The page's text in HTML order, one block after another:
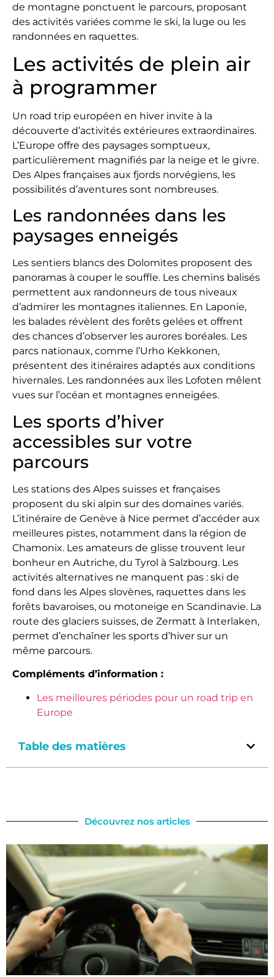
de montagne ponctuent le parcours, proposant
des activités variées comme le ski, la luge ou les
randonnées en raquettes.
Les activités de plein air
à programmer
Un road trip européen en hiver invite à la
découverte d’activités extérieures extraordinaires.
L’Europe offre des paysages somptueux,
particulièrement magnifiés par la neige et le givre.
Des Alpes françaises aux fjords norvégiens, les
possibilités d’aventures sont nombreuses.
Les randonnées dans les
paysages enneigés
Les sentiers blancs des Dolomites proposent des
panoramas à couper le souffle. Les chemins balisés
permettent aux randonneurs de tous niveaux
d’admirer les montagnes italiennes. En Laponie,
les balades révèlent des forêts gelées et offrent
des chances d’observer les aurores boréales. Les
parcs nationaux, comme l’Urho Kekkonen,
présentent des itinéraires adaptés aux conditions
hivernales. Les randonnées aux îles Lofoten mêlent
vues sur l’océan et montagnes enneigées.
Les sports d’hiver
accessibles sur votre
parcours
Les stations des Alpes suisses et françaises
proposent du ski alpin sur des domaines variés.
L’itinéraire de Genève à Nice permet d’accéder aux
meilleures pistes, notamment dans la région de
Chamonix. Les amateurs de glisse trouvent leur
bonheur en Autriche, du Tyrol à Salzbourg. Les
activités alternatives ne manquent pas : ski de
fond dans les Alpes slovènes, raquettes dans les
forêts bavaroises, ou motoneige en Scandinavie. La
route des glaciers suisses, de Zermatt à Interlaken,
permet d’enchaîner les sports d’hiver sur un
même parcours.
Compléments d’information :
Les meilleures périodes pour un road trip en
Europe
Table des matières
Découvrez nos articles